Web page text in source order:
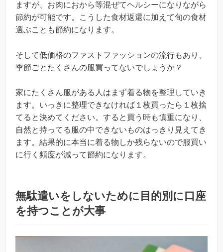
ますが、お肉におから等混ぜてヘルシーになりながら
節約が可能です。こうした食材返還に加えて旬の食材
選ぶことも節約になります。
そして低価格のファストファッションの流行もあり、
季節ごとたくさんの服買ってないでしょうか？
家にたくさん服がある人はまず着る物を整理していき
ます。いっきに整理できなければ１枚買ったら１枚捨
てると決めてください。すると買う時も慎重になり、
自然と持ってる服の中できないものはっきり見えてき
ます。結果的に本当に着る物しか残らないので服買い
に行く頻度が減って節約になります。
無駄遣いをしないために目的別に口座
を持つことが大事